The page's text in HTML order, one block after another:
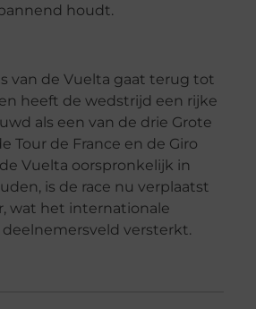
houdt.
van de Vuelta gaat terug tot
heeft de wedstrijd een rijke
als een van de drie Grote
Tour de France en de Giro
Vuelta oorspronkelijk in
is de race nu verplaatst
wat het internationale
deelnemersveld versterkt.